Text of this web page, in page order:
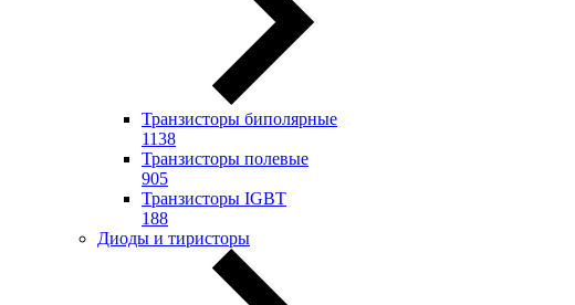
Транзисторы биполярные
1138
Транзисторы полевые
905
Транзисторы IGBT
188
Диоды и тиристоры